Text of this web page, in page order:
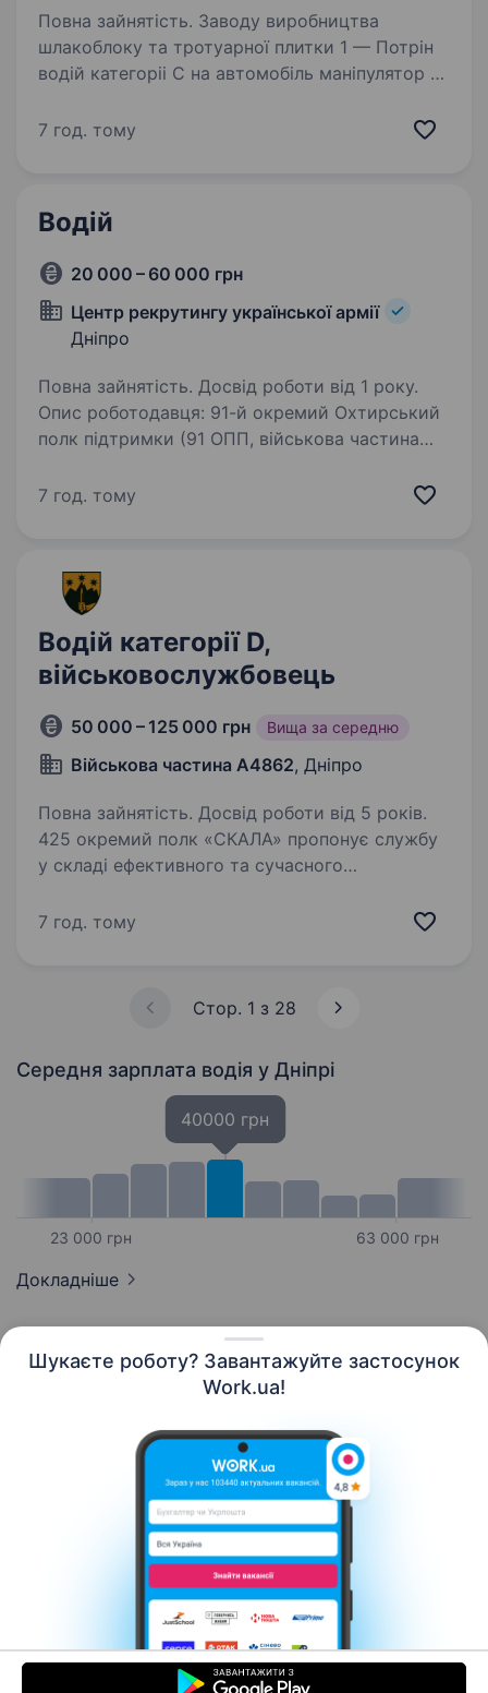
Шукаєте роботу? Завантажуйте застосунок
Work.ua!
Повна зайнятість. Заводу виробництва
шлакоблоку та тротуарної плитки 1 — Потрін
водій категоріі С на автомобіль маніпулятор 10
на маніпуляторі, ми навчимо за один день
7 год. тому
Водій
20 000 – 60 000 грн
Центр рекрутингу української армії
Дніпро
Повна зайнятість. Досвід роботи від 1 року.
Опис роботодавця: 91-й окремий Охтирський
полк підтримки (91 ОПП, військова частина
у складі Сухопутних військ Збройних Сил
7 год. тому
Водій категорії D,
військовослужбовець
50 000 – 125 000 грн Вища за середню
Військова частина А4862, Дніпро
Повна зайнятість. Досвід роботи від 5 років.
425 окремий полк «СКАЛА» пропонує службу
у складі ефективного та сучасного
підготовкою, та можливістю професійного
7 год. тому
Стор. 1 з 28
Середня зарплата водія у Дніпрі
23 000 грн
40000 грн
63 000 грн
Докладніше
Контакти Про нас
Кар’єра
Допомога Умови використання